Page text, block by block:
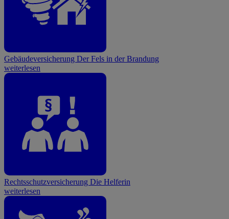
Gebäudeversicherung Der Fels in der Brandung
weiterlesen
Rechtsschutzversicherung Die Helferin
weiterlesen